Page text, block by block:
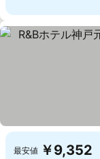
最安値 ￥9,352